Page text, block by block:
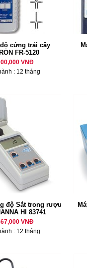
cứng trái cây
FR-5120
VNĐ
: 12 tháng
độ Sắt trong rượu
HI 83741
VNĐ
: 12 tháng